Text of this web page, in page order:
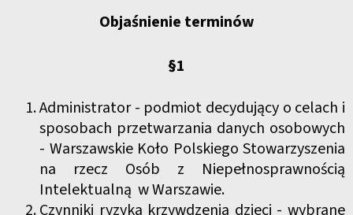
Objaśnienie terminów
§1
Administrator - podmiot decydujący o celach i
sposobach przetwarzania danych osobowych
- Warszawskie Koło Polskiego Stowarzyszenia
na rzecz Osób z Niepełnosprawnością
Intelektualną w Warszawie.
Czynniki ryzyka krzywdzenia dzieci - wybrane